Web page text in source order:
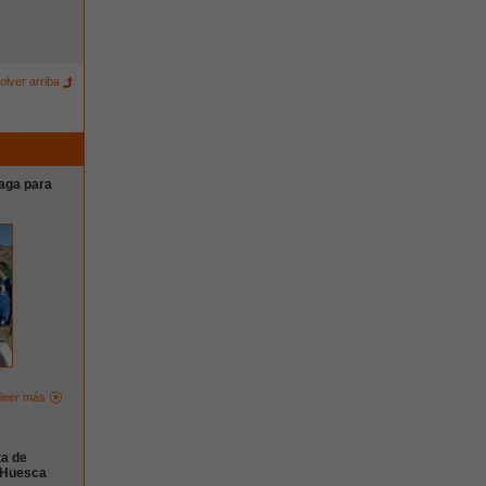
arriba
para
leer más
de